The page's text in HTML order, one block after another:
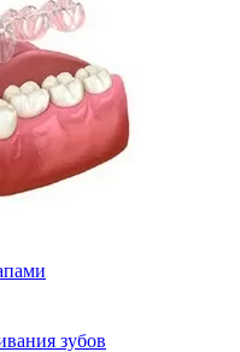
зубов